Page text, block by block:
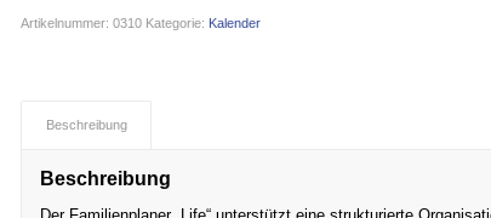
Artikelnummer:0310 Kategorie: Kalender
Beschreibung
Beschreibung